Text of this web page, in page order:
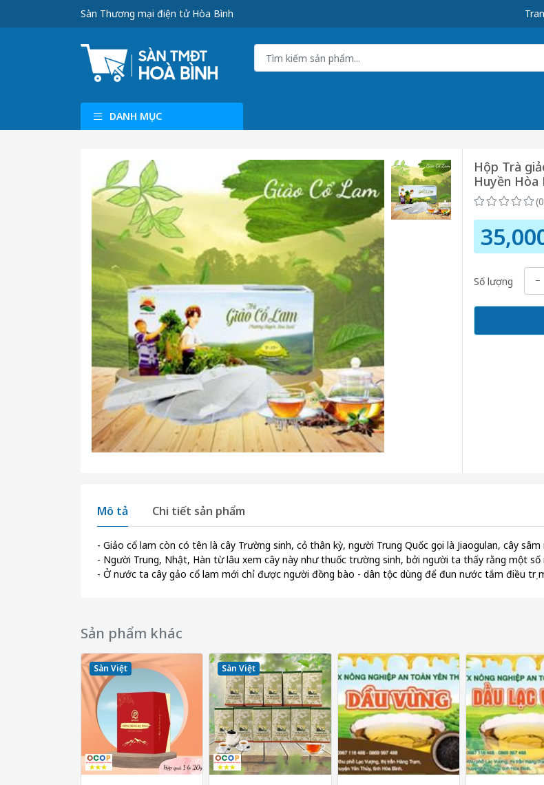
Sàn Thương mại điện tử Hòa Bình
DANH MỤC
Hộp Trà
Huyền Hòa
Số lượng
Mô tả Chi tiết sản phẩm
- Giảo cổ lam còn có tên là cây Trường sinh, cỏ thân kỳ, người Trung Quốc gọi là Jiaogulan, cây
- Người Trung, Nhật, Hàn từ lâu xem cây này như thuốc trường sinh, bởi người ta thấy rằng một
- Ở nước ta cây gảo cổ lam mới chỉ được người đồng bào - dân tộc dùng để đun nước tắm điều trị
Sản phẩm khác
Sàn Việt Sàn Việt